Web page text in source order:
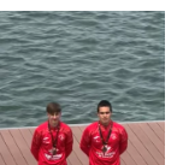
la disputa
la categoría sénior
200 y 500 metros,
del Club Marítimo de